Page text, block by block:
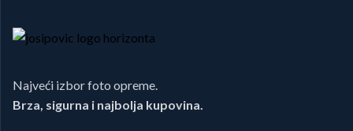
Najveći izbor foto opreme.
Brza, sigurna i najbolja kupovina.